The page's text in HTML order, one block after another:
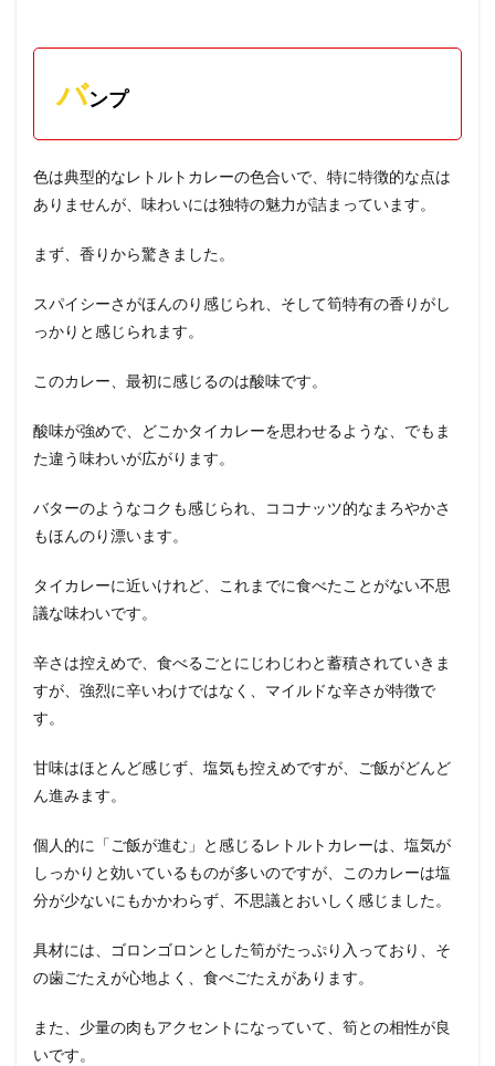
バンプ
色は典型的なレトルトカレーの色合いで、特に特徴的な点は
ありませんが、味わいには独特の魅力が詰まっています。
まず、香りから驚きました。
スパイシーさがほんのり感じられ、そして筍特有の香りがし
っかりと感じられます。
このカレー、最初に感じるのは酸味です。
酸味が強めで、どこかタイカレーを思わせるような、でもま
た違う味わいが広がります。
バターのようなコクも感じられ、ココナッツ的なまろやかさ
もほんのり漂います。
タイカレーに近いけれど、これまでに食べたことがない不思
議な味わいです。
辛さは控えめで、食べるごとにじわじわと蓄積されていきま
すが、強烈に辛いわけではなく、マイルドな辛さが特徴で
す。
甘味はほとんど感じず、塩気も控えめですが、ご飯がどんど
ん進みます。
個人的に「ご飯が進む」と感じるレトルトカレーは、塩気が
しっかりと効いているものが多いのですが、このカレーは塩
分が少ないにもかかわらず、不思議とおいしく感じました。
具材には、ゴロンゴロンとした筍がたっぷり入っており、そ
の歯ごたえが心地よく、食べごたえがあります。
また、少量の肉もアクセントになっていて、筍との相性が良
いです。